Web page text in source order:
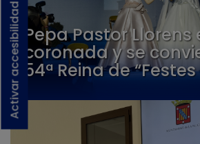
Activar accesibilidad Pepa Pastor Llorens
coronada y se
54ª Reina de